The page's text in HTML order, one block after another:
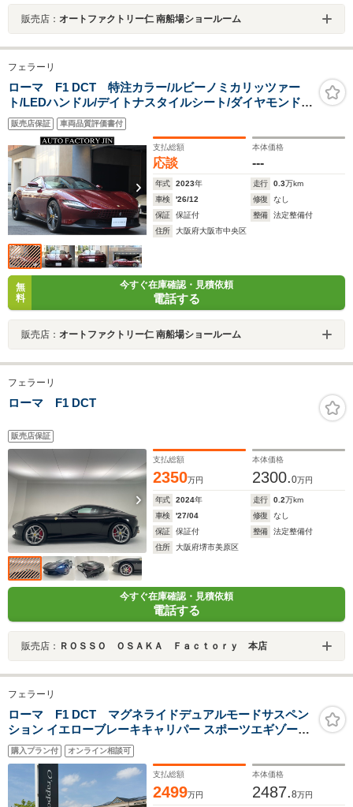
販売店： オートファクトリー仁 南船場ショールーム
フェラーリ
ローマ F1 DCT 特注カラー/ルビーノミカリッツァー
ト/LEDハンドル/デイトナスタイルシート/ダイヤモンドカ
ット20インチAW/マグネライドサス/ヘッドレスト跳馬刺
繍/ベンチレーション/カーボンセンターコンソール/アルカ
ンターラ内装
販売店保証 車両品質評価書付
支払総額
応談
本体価格
---
年式 2023年 走行 0.3万km
車検
'26/12 修復
なし
保証
保証付 整備
法定整備付
住所
大阪府大阪市中央区
無
料
今すぐ在庫確認・見積依頼
電話する
販売店： オートファクトリー仁 南船場ショールーム
フェラーリ
ローマ F1 DCT
販売店保証
支払総額
2350万円
本体価格
2300.0万円
年式 2024年 走行 0.2万km
車検
'27/04 修復
なし
保証
保証付 整備
法定整備付
住所
大阪府堺市美原区
今すぐ在庫確認・見積依頼
電話する
販売店： ＲＯＳＳＯ ＯＳＡＫＡ Ｆａｃｔｏｒｙ 本店
フェラーリ
ローマ F1 DCT マグネライドデュアルモードサスペン
ション イエローブレーキキャリパー スポーツエギゾース
トテールパイプ パーキングカメラ カーボンファイバー製
ステアリングホイール+LEDシフトインジケーター フル電
動シート
購入プラン付 オンライン相談可
支払総額
2499万円
本体価格
2487.8万円